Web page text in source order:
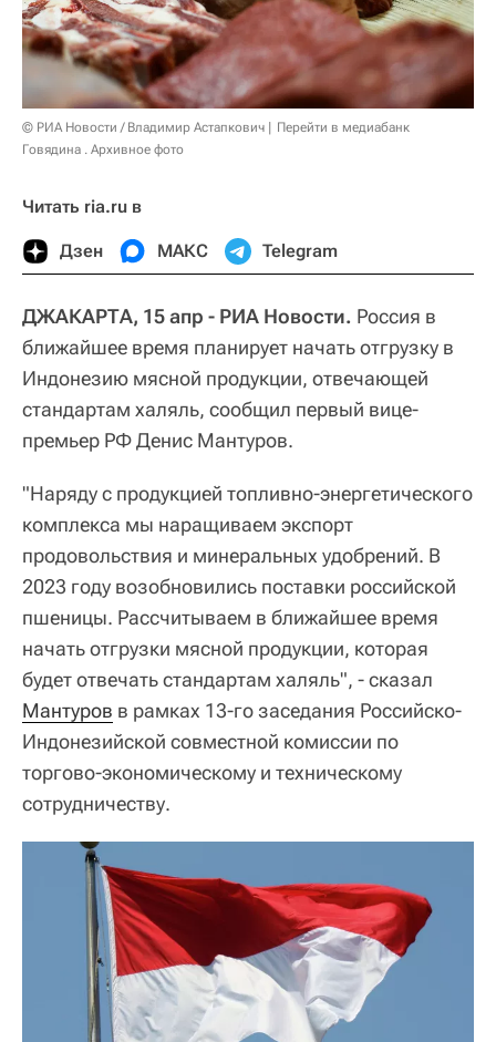
© РИА Новости / Владимир Астапкович
Перейти в медиабанк
Говядина . Архивное фото
Читать ria.ru в
Дзен МАКС Telegram
ДЖАКАРТА, 15 апр - РИА Новости. Россия в
ближайшее время планирует начать отгрузку в
Индонезию мясной продукции, отвечающей
стандартам халяль, сообщил первый вице-
премьер РФ Денис Мантуров.
"Наряду с продукцией топливно-энергетического
комплекса мы наращиваем экспорт
продовольствия и минеральных удобрений. В
2023 году возобновились поставки российской
пшеницы. Рассчитываем в ближайшее время
начать отгрузки мясной продукции, которая
будет отвечать стандартам халяль", - сказал
Мантуров в рамках 13-го заседания Российско-
Индонезийской совместной комиссии по
торгово-экономическому и техническому
сотрудничеству.